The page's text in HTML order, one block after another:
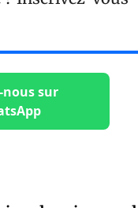
nous sur